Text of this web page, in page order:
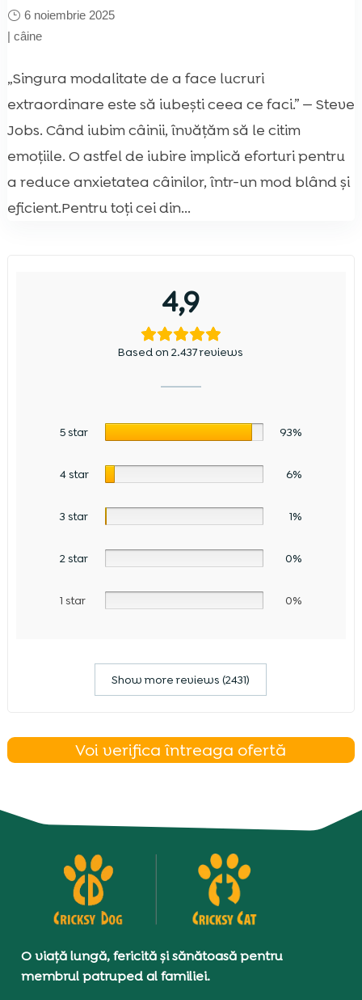
6 noiembrie 2025
| câine
„Singura modalitate de a face lucruri
extraordinare este să iubești ceea ce faci.” — Steve
Jobs. Când iubim câinii, învățăm să le citim
emoțiile. O astfel de iubire implică eforturi pentru
a reduce anxietatea câinilor, într-un mod blând și
eficient.Pentru toți cei din...
4,9
Based on 2.437 reviews
5 star 93%
4 star 6%
3 star 1%
2 star 0%
1 star 0%
Show more reviews (2431)
Voi verifica întreaga ofertă
O viață lungă, fericită și sănătoasă pentru
membrul patruped al familiei.